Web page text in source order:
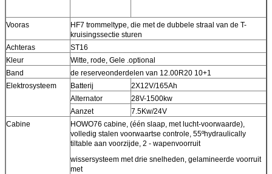
Vooras
HF7 trommeltype, die met de dubbele straal van de T-
kruisingssectie sturen
Achteras
ST16
Kleur
Witte, rode, Gele .optional
Band
de reserveonderdelen van 12.00R20 10+1
Elektrosysteem
Batterij
2X12V/165Ah
Alternator
28V-1500kw
Aanzet
7.5Kw/24V
Cabine
HOWO76 cabine, (één slaap, met lucht-voorwaarde),
volledig stalen voorwaartse controle, 55ºhydraulically
tiltable aan voorzijde, 2 - wapenvoorruit
wissersysteem met drie snelheden, gelamineerde voorruit
met